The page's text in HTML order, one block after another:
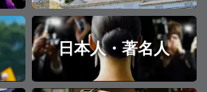
日本人・著名人